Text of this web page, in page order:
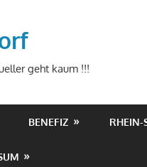
geht kaum !!!
BENEFIZ RHEIN-